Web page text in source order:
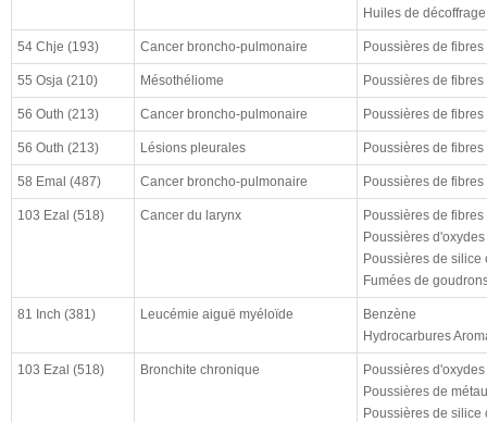
declaré (de)
declaré (à)
cloturé (de)
cloturé (à)
résultat
enquête CHSCT
Huiles de décoffrage
54 Chje (193) Cancer broncho-pulmonaire Poussières de
55 Osja (210) Mésothéliome Poussières de
56 Outh (213) Cancer broncho-pulmonaire Poussières de
56 Outh (213) Lésions pleurales Poussières de
58 Emal (487) Cancer broncho-pulmonaire Poussières de
103 Ezal (518) Cancer du larynx
Poussières de
Poussières
Poussières de silice
Fumées de
81 Inch (381) Leucémie aiguë myéloïde
Benzène
Hydrocarbures
103 Ezal (518) Bronchite chronique
Poussières
Poussières de
Poussières de silice